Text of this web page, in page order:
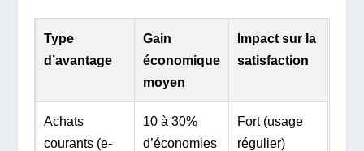
Type
d’avantage
Gain
économique
moyen
Impact sur la
satisfaction
Achats
courants (e-
10 à 30%
d’économies
Fort (usage
régulier)